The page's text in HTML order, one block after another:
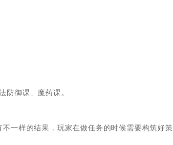
防御课、魔药课。
一样的结果，玩家在做任务的时候需要构筑好策